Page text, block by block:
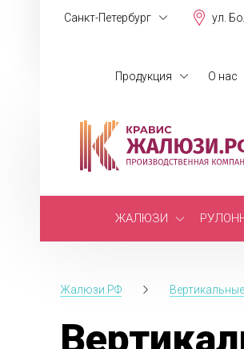
Санкт-Петербург ул.
Продукция О нас
ЖАЛЮЗИ
Жалюзи.РФ Вертикальные